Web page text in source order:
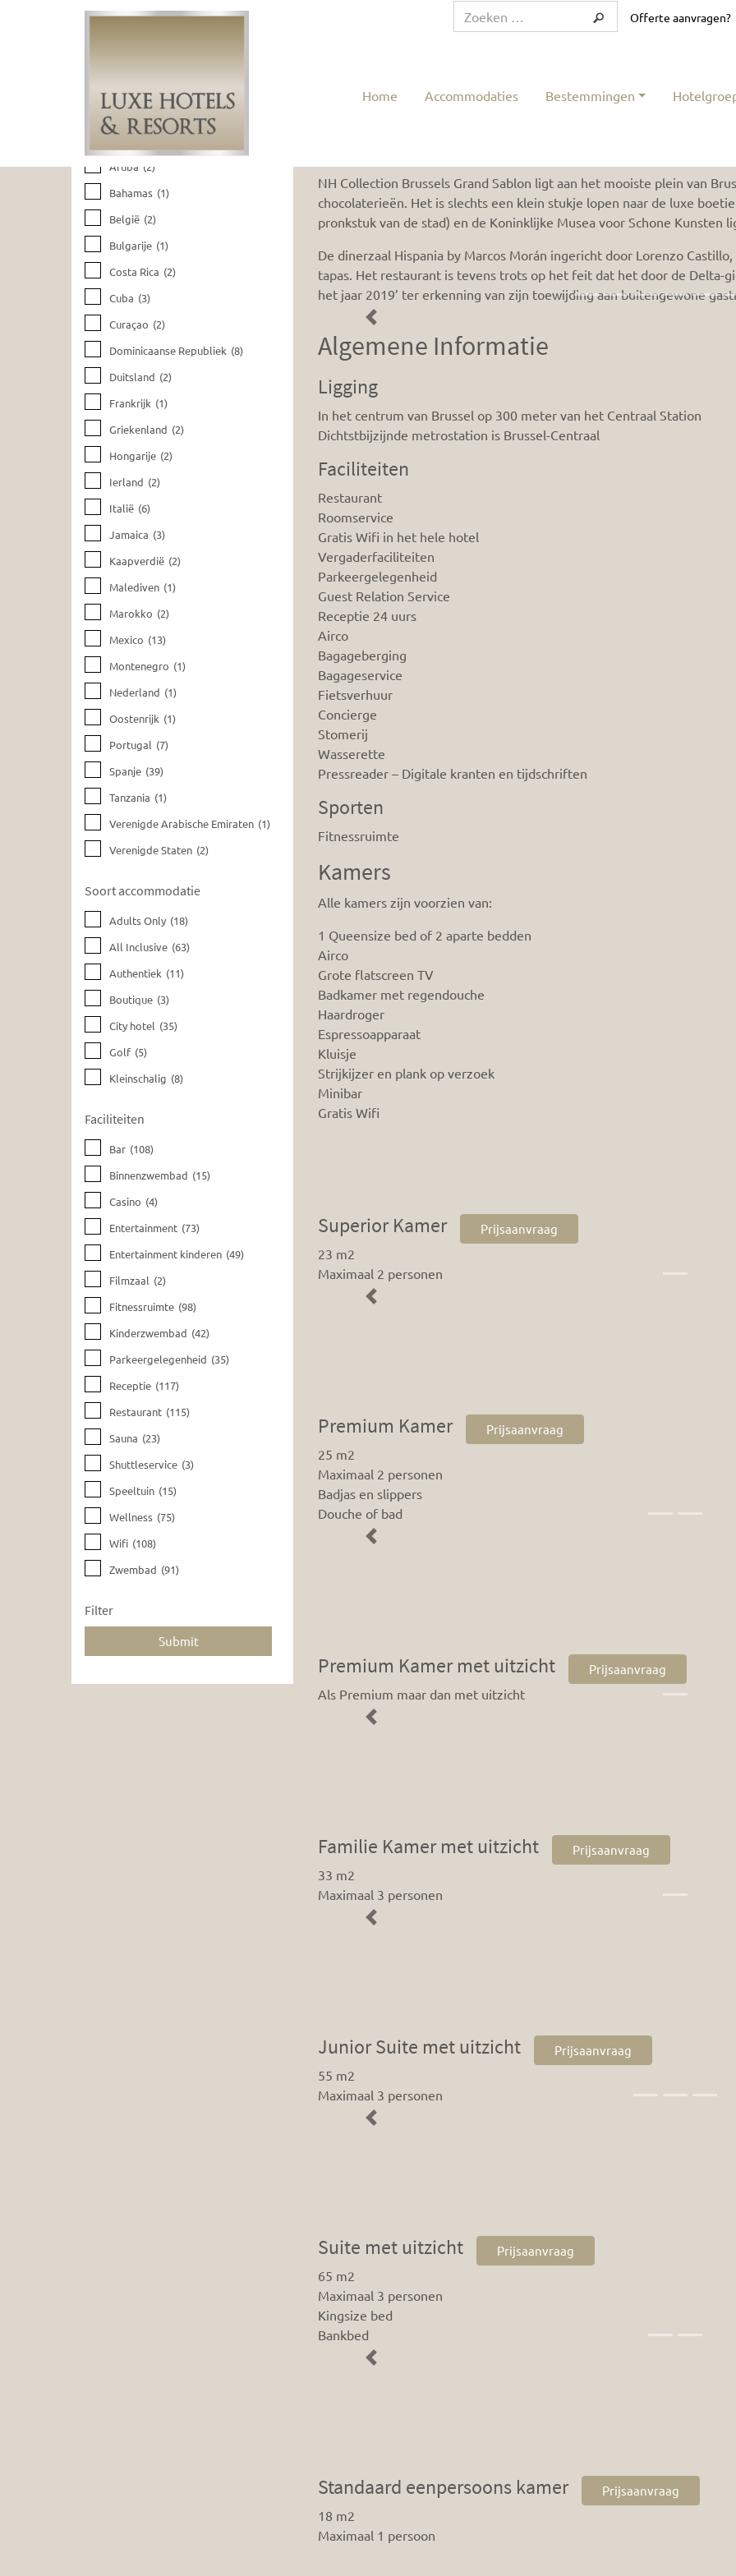
Offerte aanvragen?
Home Accommodaties Bestemmingen
Bestemmingen
Aruba (2)
Bahamas (1)
België (2)
Bulgarije (1)
Costa Rica (2)
Cuba (3)
Curaçao (2)
Dominicaanse Republiek (8)
Duitsland (2)
Frankrijk (1)
Griekenland (2)
Hongarije (2)
Ierland (2)
Italië (6)
Jamaica (3)
Kaapverdië (2)
Malediven (1)
Marokko (2)
Mexico (13)
Montenegro (1)
Nederland (1)
Oostenrijk (1)
Portugal (7)
Spanje (39)
Tanzania (1)
Verenigde Arabische Emiraten (1)
Verenigde Staten (2)
Soort accommodatie
Adults Only (18)
All Inclusive (63)
Authentiek (11)
Boutique (3)
City hotel (35)
Golf (5)
Kleinschalig (8)
Faciliteiten
Bar (108)
Binnenzwembad (15)
Casino (4)
Entertainment (73)
Entertainment kinderen (49)
Filmzaal (2)
Fitnessruimte (98)
Kinderzwembad (42)
Parkeergelegenheid (35)
Receptie (117)
Restaurant (115)
Sauna (23)
Shuttleservice (3)
Speeltuin (15)
Wellness (75)
Wifi (108)
Zwembad (91)
Filter
NH Collection Brussels Grand Sablon ligt aan het mooiste plein van
chocolaterieën. Het is slechts een klein stukje lopen naar de luxe
pronkstuk van de stad) en de Koninklijke Musea voor Schone Kunsten
De dinerzaal Hispania by Marcos Morán ingericht door Lorenzo
tapas. Het restaurant is tevens trots op het feit dat het door de Delta-
het jaar 2019’ ter erkenning van zijn toewijding aan buitengewone
Previous
Algemene Informatie
Ligging
In het centrum van Brussel op 300 meter van het Centraal Station
Dichtstbijzijnde metrostation is Brussel-Centraal
Faciliteiten
Restaurant
Roomservice
Gratis Wifi in het hele hotel
Vergaderfaciliteiten
Parkeergelegenheid
Guest Relation Service
Receptie 24 uurs
Airco
Bagageberging
Bagageservice
Fietsverhuur
Concierge
Stomerij
Wasserette
Pressreader – Digitale kranten en tijdschriften
Sporten
Fitnessruimte
Kamers
Alle kamers zijn voorzien van:
1 Queensize bed of 2 aparte bedden
Airco
Grote flatscreen TV
Badkamer met regendouche
Haardroger
Espressoapparaat
Kluisje
Strijkijzer en plank op verzoek
Minibar
Gratis Wifi
Superior Kamer Prijsaanvraag
23 m2
Maximaal 2 personen
Previous
Premium Kamer Prijsaanvraag
25 m2
Maximaal 2 personen
Badjas en slippers
Douche of bad
Previous
Premium Kamer met uitzicht Prijsaanvraag
Als Premium maar dan met uitzicht
Previous
Familie Kamer met uitzicht Prijsaanvraag
33 m2
Maximaal 3 personen
Previous
Junior Suite met uitzicht Prijsaanvraag
55 m2
Maximaal 3 personen
Previous
Suite met uitzicht Prijsaanvraag
65 m2
Maximaal 3 personen
Kingsize bed
Bankbed
Previous
Standaard eenpersoons kamer Prijsaanvraag
18 m2
Maximaal 1 persoon